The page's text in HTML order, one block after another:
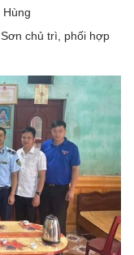
kỳ 2021-2026
Hùng
chủ trì, phối hợp